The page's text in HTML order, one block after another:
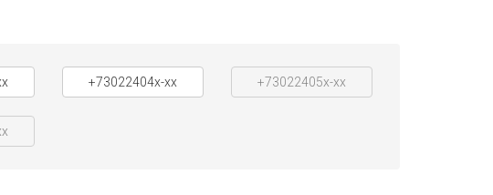
+73022404x-xx +73022405x-xx